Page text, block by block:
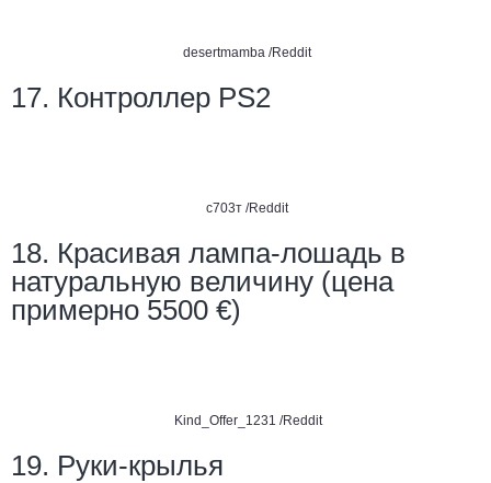
desertmamba /Reddit
17. Контроллер PS2
с703т /Reddit
18. Красивая лампа-лошадь в
натуральную величину (цена
примерно 5500 €)
Kind_Offer_1231 /Reddit
19. Руки-крылья